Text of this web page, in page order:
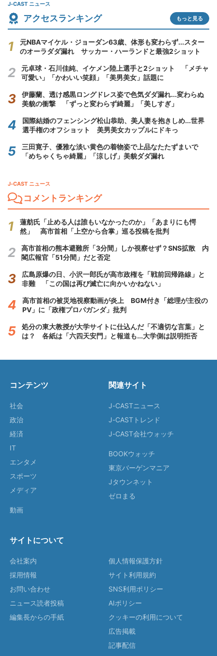
J-CAST ニュース
アクセスランキング もっと見る
元NBAマイケル・ジョーダン63歳、体形も変わらず...スター
のオーラダダ漏れ サッカー・ハーランドと最強2ショット
元卓球・石川佳純、イケメン陸上選手と2ショット 「メチャ
可愛い」「かわいい笑顔」「美男美女」話題に
伊藤蘭、透け感黒ロングドレス姿で色気ダダ漏れ...変わらぬ
美貌の衝撃 「ずっと変わらず綺麗」「美しすぎ」
国際結婚のフェンシング松山恭助、美人妻を抱きしめ...世界
選手権のオフショット 美男美女カップルにドキっ
三田寛子、優雅な淡い黄色の着物姿で上品なたたずまいで
「めちゃくちゃ綺麗」「涼しげ」美貌ダダ漏れ
J-CAST ニュース
コメントランキング
蓮舫氏「止める人は誰もいなかったのか」「あまりにも愕
然」 高市首相「上空から合掌」巡る投稿を批判
高市首相の熊本避難所「3分間」しか視察せず？SNS拡散 内
閣広報官「51分間」だと否定
広島原爆の日、小沢一郎氏が高市政権を「戦前回帰路線」と
非難 「この国は再び滅亡に向かいかねない」
高市首相の被災地視察動画が炎上 BGM付き「総理が主役の
PV」に「政権プロパガンダ」批判
処分の東大教授が大学サイトに仕込んだ「不適切な言葉」と
は？ 各紙は「六四天安門」と報道も...大学側は説明拒否
コンテンツ
社会
政治
経済
IT
エンタメ
スポーツ
メディア
動画
関連サイト
J-CASTニュース
J-CASTトレンド
J-CAST会社ウォッチ
BOOKウォッチ
東京バーゲンマニア
Jタウンネット
ゼロまる
サイトについて
会社案内
採用情報
お問い合わせ
ニュース読者投稿
編集長からの手紙
個人情報保護方針
サイト利用規約
SNS利用ポリシー
AIポリシー
クッキーの利用について
広告掲載
記事配信